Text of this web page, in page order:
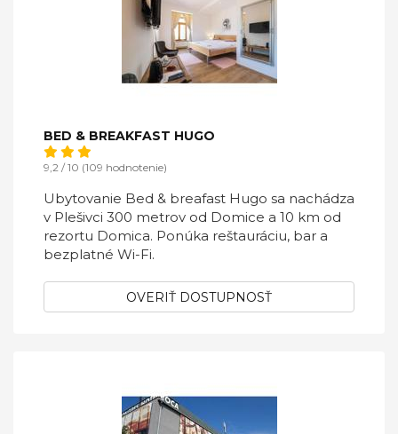
BED & BREAKFAST HUGO
9,2 / 10 (109 hodnotenie)
Ubytovanie Bed & breafast Hugo sa nachádza
v Plešivci 300 metrov od Domice a 10 km od
rezortu Domica. Ponúka reštauráciu, bar a
bezplatné Wi-Fi.
OVERIŤ DOSTUPNOSŤ